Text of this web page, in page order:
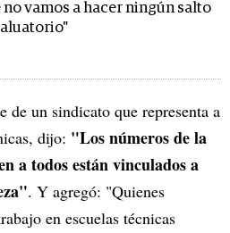
no vamos a hacer ningún salto
de un sindicato que representa a
dijo: "Los números de la
a todos están vinculados a
. Y agregó: "Quienes
en escuelas técnicas